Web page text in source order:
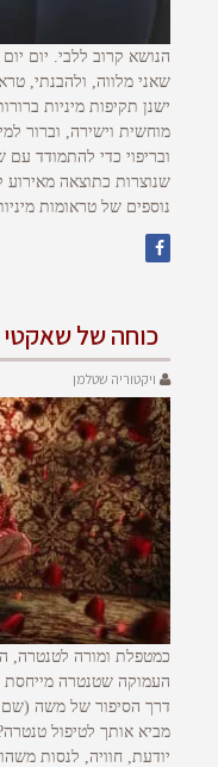
הנושא קרוב ללבי. יום
שאני מלווה, ולהבנתי,
ישנן תקיפות מיניות
מוחשית וישירה, וברור
ובריפוי כדי להתמודד
שנוצרות כתוצאה מאירוע
נוספים של טראומות
כוחה של שאקטי
ויקטוריה שטלמן
כמטפלת ומורה לטנטרה,
העמוקה שטנטרה מייחסת
דרך הסיפור של משה
מביא אותך לטיפול
יודעת, חוויה, לנסות